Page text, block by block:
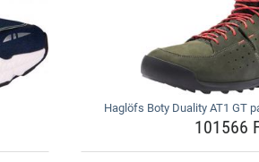
Haglöfs Boty Duality AT1 GT
101566